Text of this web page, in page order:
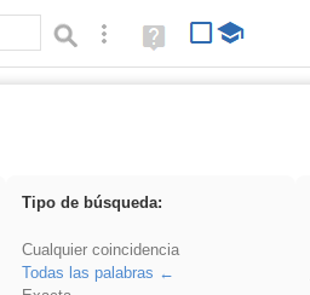
Búsqueda avanzada
Ayuda
(en
Tipo de búsqueda:
Cualquier coincidencia
Todas las palabras